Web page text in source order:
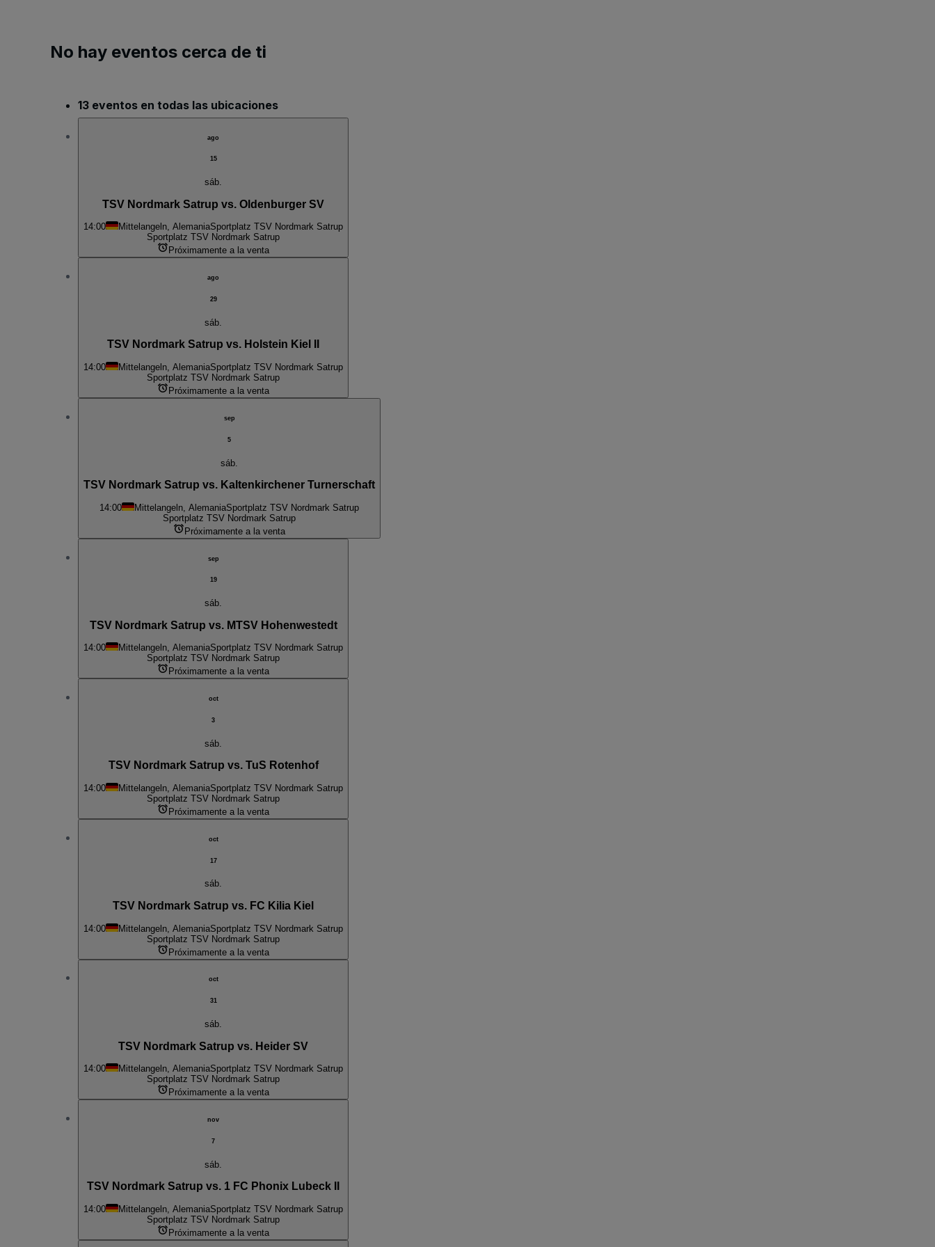
No hay eventos cerca de ti
13 eventos en todas las ubicaciones
ago
15
sáb.
TSV Nordmark Satrup vs. Oldenburger SV
14:00 Mittelangeln, AlemaniaSportplatz TSV Nordmark Satrup
Sportplatz TSV Nordmark Satrup
Próximamente a la venta
ago
29
sáb.
TSV Nordmark Satrup vs. Holstein Kiel II
14:00 Mittelangeln, AlemaniaSportplatz TSV Nordmark Satrup
Sportplatz TSV Nordmark Satrup
Próximamente a la venta
sep
5
sáb.
TSV Nordmark Satrup vs. Kaltenkirchener Turnerschaft
14:00 Mittelangeln, AlemaniaSportplatz TSV Nordmark Satrup
Sportplatz TSV Nordmark Satrup
Próximamente a la venta
sep
19
sáb.
TSV Nordmark Satrup vs. MTSV Hohenwestedt
14:00 Mittelangeln, AlemaniaSportplatz TSV Nordmark Satrup
Sportplatz TSV Nordmark Satrup
Próximamente a la venta
oct
3
sáb.
TSV Nordmark Satrup vs. TuS Rotenhof
14:00 Mittelangeln, AlemaniaSportplatz TSV Nordmark Satrup
Sportplatz TSV Nordmark Satrup
Próximamente a la venta
oct
17
sáb.
TSV Nordmark Satrup vs. FC Kilia Kiel
14:00 Mittelangeln, AlemaniaSportplatz TSV Nordmark Satrup
Sportplatz TSV Nordmark Satrup
Próximamente a la venta
oct
31
sáb.
TSV Nordmark Satrup vs. Heider SV
14:00 Mittelangeln, AlemaniaSportplatz TSV Nordmark Satrup
Sportplatz TSV Nordmark Satrup
Próximamente a la venta
nov
7
sáb.
TSV Nordmark Satrup vs. 1 FC Phonix Lubeck II
14:00 Mittelangeln, AlemaniaSportplatz TSV Nordmark Satrup
Sportplatz TSV Nordmark Satrup
Próximamente a la venta